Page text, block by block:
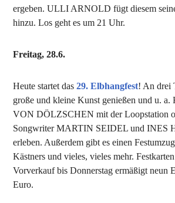
ergeben. ULLI ARNOLD fügt diesem
hinzu. Los geht es um 21 Uhr.
Freitag, 28.6.
Heute startet das29. Elbhangfest! An drei
große und kleine Kunst genießen und u. a.
VON DÖLZSCHEN mit der Loopstation
Songwriter MARTIN SEIDEL und INES
erleben. Außerdem gibt es einen
Kästners und vieles, vieles mehr.
Vorverkauf bis Donnerstag ermäßigt neun
Euro.